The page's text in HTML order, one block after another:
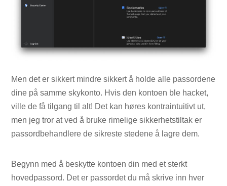
Men det er sikkert mindre sikkert å holde alle passordene
dine på samme skykonto. Hvis den kontoen ble hacket,
ville de få tilgang til alt! Det kan høres kontraintuitivt ut,
men jeg tror at ved å bruke rimelige sikkerhetstiltak er
passordbehandlere de sikreste stedene å lagre dem.
Begynn med å beskytte kontoen din med et sterkt
hovedpassord. Det er passordet du må skrive inn hver